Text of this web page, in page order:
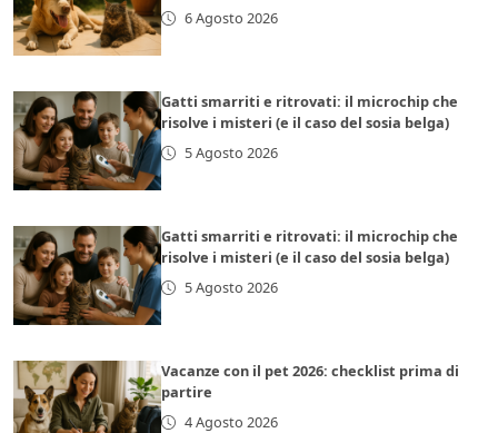
6 Agosto 2026
Gatti smarriti e ritrovati: il microchip che
risolve i misteri (e il caso del sosia belga)
5 Agosto 2026
Gatti smarriti e ritrovati: il microchip che
risolve i misteri (e il caso del sosia belga)
5 Agosto 2026
Vacanze con il pet 2026: checklist prima di
partire
4 Agosto 2026